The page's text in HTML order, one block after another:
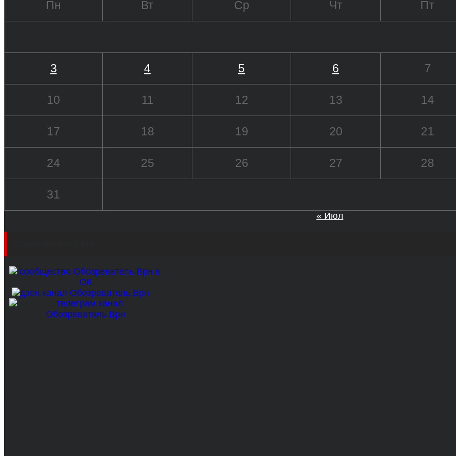
Пн Вт Ср Чт Пт
3 4 5 6 7
10 11 12 13 14
17 18 19 20 21
24 25 26 27 28
31
« Июл